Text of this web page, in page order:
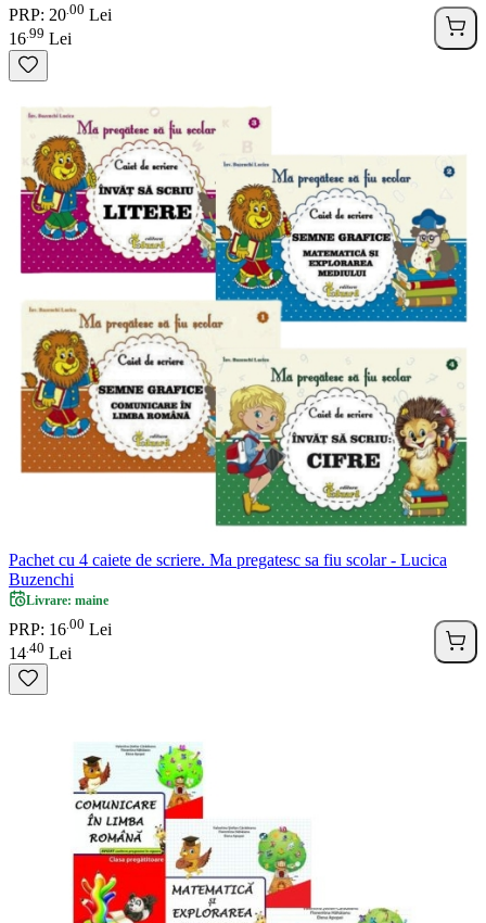
PRP: 20 00 Lei
16 99 Lei
Pachet cu 4 caiete de scriere. Ma pregatesc sa fiu scolar - Lucica
Buzenchi
Livrare: maine
PRP: 16 00 Lei
14 40 Lei